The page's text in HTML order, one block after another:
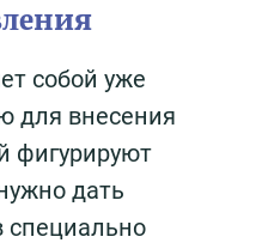
собой уже
для внесения
фигурируют
дать